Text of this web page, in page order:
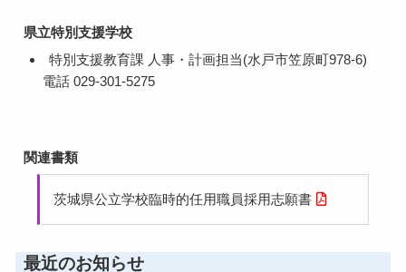
県立特別支援学校
特別支援教育課 人事・計画担当(水戸市笠原町978-6)
電話 029-301-5275
関連書類
茨城県公立学校臨時的任用職員採用志願書
最近のお知らせ